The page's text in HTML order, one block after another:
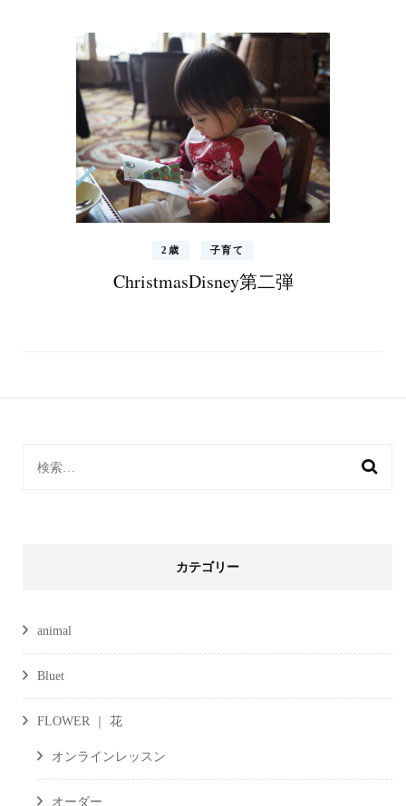
2歳 子育て
ChristmasDisney第二弾
検
カテゴリー
animal
Bluet
FLOWER ｜ 花
オンラインレッスン
オーダー